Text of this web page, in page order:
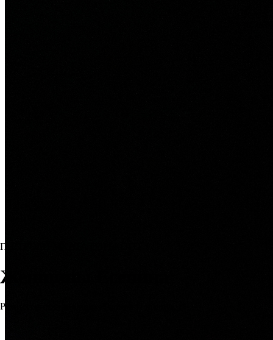
ГАСТРОЛИ МХАТА ГОРЬКОГО
Женщины Есенина
Режиссер-постановщик: Галина Полищук